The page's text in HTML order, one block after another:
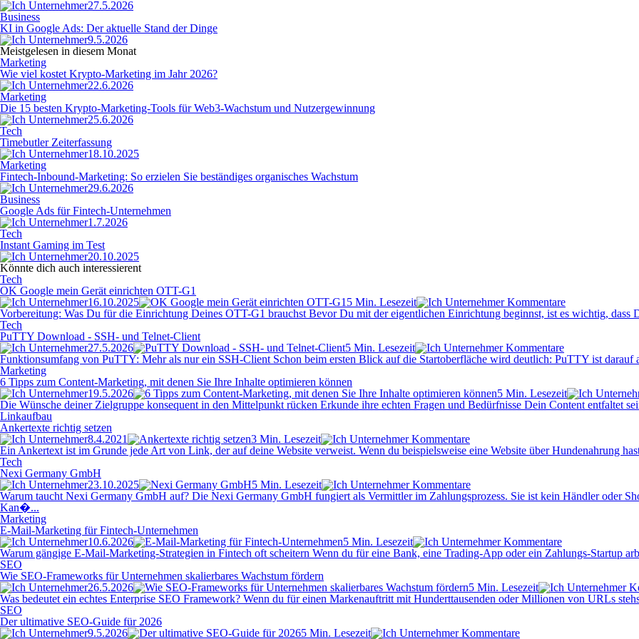
27.5.2026
Business
KI in Google Ads: Der aktuelle Stand der Dinge
9.5.2026
Meistgelesen in diesem Monat
Marketing
Wie viel kostet Krypto-Marketing im Jahr 2026?
22.6.2026
Marketing
Die 15 besten Krypto-Marketing-Tools für Web3-Wachstum und Nutzergewinnung
25.6.2026
Tech
Timebutler Zeiterfassung
18.10.2025
Marketing
Fintech-Inbound-Marketing: So erzielen Sie beständiges organisches Wachstum
29.6.2026
Business
Google Ads für Fintech-Unternehmen
1.7.2026
Tech
Instant Gaming im Test
20.10.2025
Könnte dich auch interessierent
Tech
OK Google mein Gerät einrichten OTT-G1
16.10.2025
5 Min. Lesezeit
Kommentare
Vorbereitung: Was Du für die Einrichtung Deines OTT-G1 brauchst Bevor Du mit der eigentlichen Einrichtung beginnst, ist es wichtig,
Tech
PuTTY Download - SSH- und Telnet-Client
27.5.2026
5 Min. Lesezeit
Kommentare
Funktionsumfang von PuTTY: Mehr als nur ein SSH-Client Schon beim ersten Blick auf die Startoberfläche wird deutlich: PuTTY ist darauf
Marketing
6 Tipps zum Content-Marketing, mit denen Sie Ihre Inhalte optimieren können
19.5.2026
5 Min. Lesezeit
Die Wünsche deiner Zielgruppe konsequent in den Mittelpunkt rücken Erkunde ihre echten Fragen und Bedürfnisse Dein Content entfaltet
Linkaufbau
Ankertexte richtig setzen
8.4.2021
3 Min. Lesezeit
Kommentare
Ein Ankertext ist im Grunde jede Art von Link, der auf deine Website verweist. Wenn du beispielsweise eine Website über Hundenahrung
Tech
Nexi Germany GmbH
23.10.2025
5 Min. Lesezeit
Kommentare
Warum taucht Nexi Germany GmbH auf? Die Nexi Germany GmbH fungiert als Vermittler im Zahlungsprozess. Sie ist kein Händler oder
Kan�...
Marketing
E-Mail-Marketing für Fintech-Unternehmen
10.6.2026
5 Min. Lesezeit
Kommentare
Warum gängige E-Mail-Marketing-Strategien in Fintech oft scheitern Wenn du für eine Bank, eine Trading-App oder ein Zahlungs-Startup
SEO
Wie SEO-Frameworks für Unternehmen skalierbares Wachstum fördern
26.5.2026
5 Min. Lesezeit
Was bedeutet ein echtes Enterprise SEO Framework? Wenn du für einen Markenauftritt mit Hunderttausenden oder Millionen von URLs
SEO
Der ultimative SEO-Guide für 2026
9.5.2026
5 Min. Lesezeit
Kommentare